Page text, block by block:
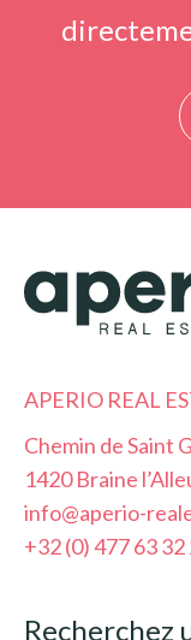
APERIO REAL
Chemin de Saint
1420 Braine
info@aperio-
+32 (0) 477 63 32
Recherchez